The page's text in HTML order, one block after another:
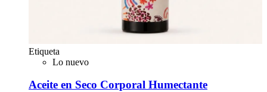
Etiqueta
Lo nuevo
Aceite en Seco Corporal Humectante